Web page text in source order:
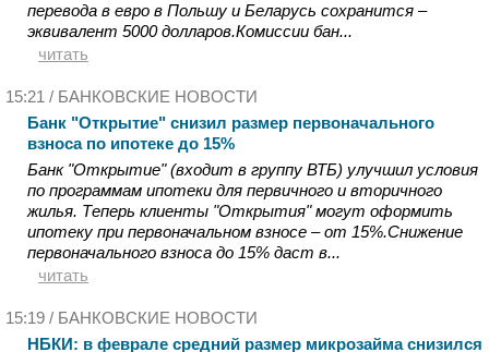
перевода в евро в Польшу и Беларусь сохранится –
эквивалент 5000 долларов.Комиссии бан...
читать
15:21 / БАНКОВСКИЕ НОВОСТИ
Банк "Открытие" снизил размер первоначального
взноса по ипотеке до 15%
Банк "Открытие" (входит в группу ВТБ) улучшил условия
по программам ипотеки для первичного и вторичного
жилья. Теперь клиенты "Открытия" могут оформить
ипотеку при первоначальном взносе – от 15%.Снижение
первоначального взноса до 15% даст в...
читать
15:19 / БАНКОВСКИЕ НОВОСТИ
НБКИ: в феврале средний размер микрозайма снизился